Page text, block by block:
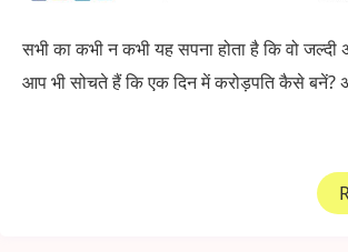
सभी का कभी न कभी यह सपना होता है कि वो जल्दी
आप भी सोचते हैं कि एक दिन में करोड़पति कैसे बनें?